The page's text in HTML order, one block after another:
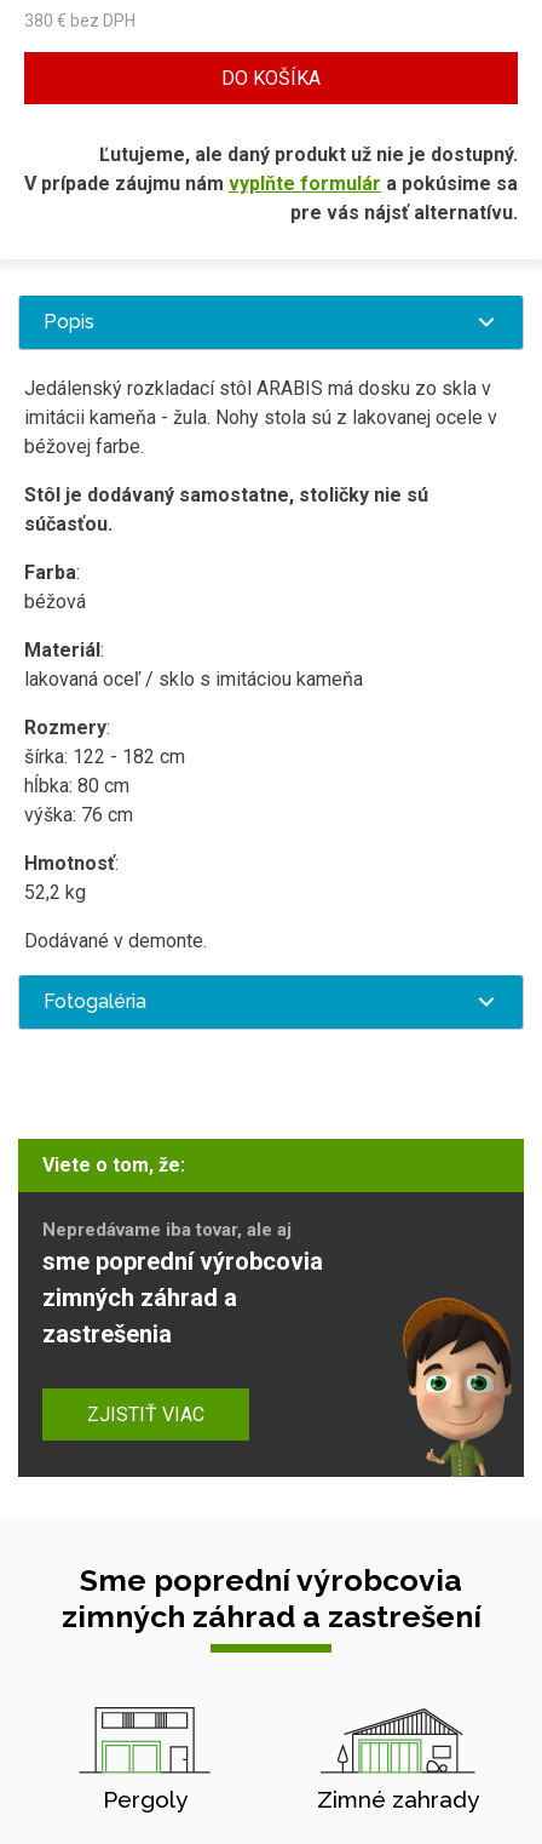
380 € bez DPH
DO KOŠÍKA
Ľutujeme, ale daný produkt už nie je dostupný.
V prípade záujmu nám vyplňte formulár a pokúsime sa
pre vás nájsť alternatívu.
Popis
Jedálenský rozkladací stôl ARABIS má dosku zo skla v
imitácii kameňa - žula. Nohy stola sú z lakovanej ocele v
béžovej farbe.
Stôl je dodávaný samostatne, stoličky nie sú
súčasťou.
Farba:
béžová
Materiál :
lakovaná oceľ / sklo s imitáciou kameňa
Rozmery:
šírka: 122 - 182 cm
hĺbka: 80 cm
výška: 76 cm
Hmotnosť:
52,2 kg
Dodávané v demonte.
Fotogaléria
Viete o tom, že:
Nepredávame iba tovar, ale aj
sme poprední výrobcovia
zimných záhrad a
zastrešenia
ZJISTIŤ VIAC
Sme poprední výrobcovia
zimných záhrad a zastrešení
Pergoly Zimné zahrady